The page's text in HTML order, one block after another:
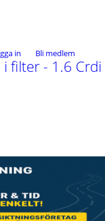
in Bli medlem
filter - 1.6 Crdi